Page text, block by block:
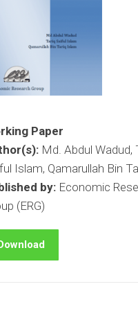
Paper
: Md. Abdul Wadud,
Islam, Qamarullah Bin
by: Economic
(ERG)